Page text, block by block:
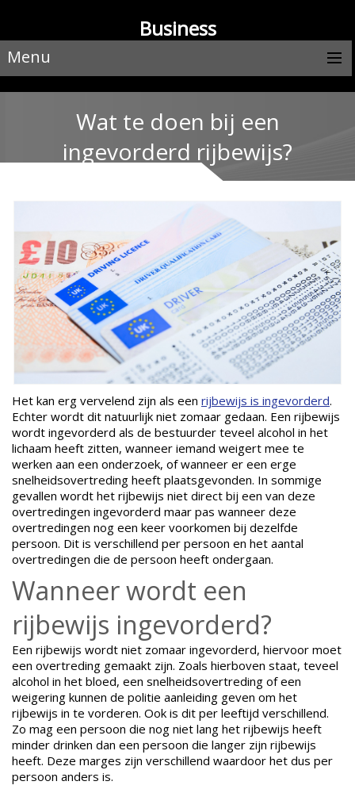
Business
Menu
Wat te doen bij een
ingevorderd rijbewijs?
Het kan erg vervelend zijn als een rijbewijs is ingevorderd.
Echter wordt dit natuurlijk niet zomaar gedaan. Een rijbewijs
wordt ingevorderd als de bestuurder teveel alcohol in het
lichaam heeft zitten, wanneer iemand weigert mee te
werken aan een onderzoek, of wanneer er een erge
snelheidsovertreding heeft plaatsgevonden. In sommige
gevallen wordt het rijbewijs niet direct bij een van deze
overtredingen ingevorderd maar pas wanneer deze
overtredingen nog een keer voorkomen bij dezelfde
persoon. Dit is verschillend per persoon en het aantal
overtredingen die de persoon heeft ondergaan.
Wanneer wordt een
rijbewijs ingevorderd?
Een rijbewijs wordt niet zomaar ingevorderd, hiervoor moet
een overtreding gemaakt zijn. Zoals hierboven staat, teveel
alcohol in het bloed, een snelheidsovertreding of een
weigering kunnen de politie aanleiding geven om het
rijbewijs in te vorderen. Ook is dit per leeftijd verschillend.
Zo mag een persoon die nog niet lang het rijbewijs heeft
minder drinken dan een persoon die langer zijn rijbewijs
heeft. Deze marges zijn verschillend waardoor het dus per
persoon anders is.